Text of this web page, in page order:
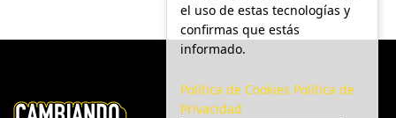
el uso de estas tecnologías y
confirmas que estás
informado.
Política de Cookies Política de
Privacidad